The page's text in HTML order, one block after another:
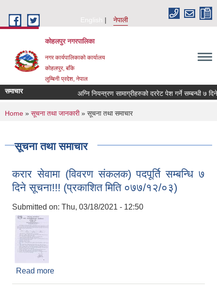
English
नेपाली
कोहलपुर नगरपालिका
नगर कार्यपालिकाको कार्यालय
कोहलपुर, बाँके
लुम्बिनी प्रदेश, नेपाल
समाचार
You are here
Home » सूचना तथा जानकारी» सूचना तथा समाचार
सूचना तथा समाचार
करार सेवामा (विवरण संकलक) पदपूर्ति सम्बन्धि ७
दिने सूचना!!! (प्रकाशित मिति ०७७/१२/०३)
Submitted on: Thu, 03/18/2021 - 12:50
Read more